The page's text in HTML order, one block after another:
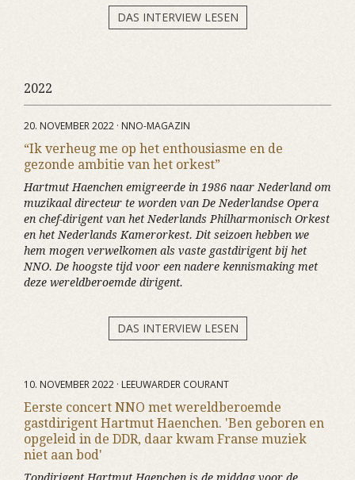
DAS INTERVIEW LESEN
2022
20. NOVEMBER 2022 · NNO-MAGAZIN
“Ik verheug me op het enthousiasme en de
gezonde ambitie van het orkest”
Hartmut Haenchen emigreerde in 1986 naar Nederland om
muzikaal directeur te worden van De Nederlandse Opera
en chef-dirigent van het Nederlands Philharmonisch Orkest
en het Nederlands Kamerorkest. Dit seizoen hebben we
hem mogen verwelkomen als vaste gastdirigent bij het
NNO. De hoogste tijd voor een nadere kennismaking met
deze wereldberoemde dirigent.
DAS INTERVIEW LESEN
10. NOVEMBER 2022 · LEEUWARDER COURANT
Eerste concert NNO met wereldberoemde
gastdirigent Hartmut Haenchen. 'Ben geboren en
opgeleid in de DDR, daar kwam Franse muziek
niet aan bod'